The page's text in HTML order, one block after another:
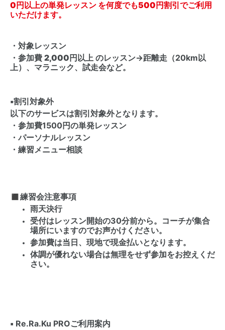
0円以上の単発レッスン を何度でも500円割引でご利用
いただけます。
・対象レッスン
・参加費 2,000円以上 のレッスン→距離走（20km以
上）、マラニック、試走会など。
▪️割引対象外
以下のサービスは割引対象外となります。
・参加費1500円の単発レッスン
・パーソナルレッスン
・練習メニュー相談
◼︎練習会注意事項
雨天決行
受付はレッスン開始の30分前から。コーチが集合
場所にいますのでお声かけください。
参加費は当日、現地で現金払いとなります。
体調が優れない場合は無理をせず参加をお控えくだ
さい。
▪️ Re.Ra.Ku PROご利用案内